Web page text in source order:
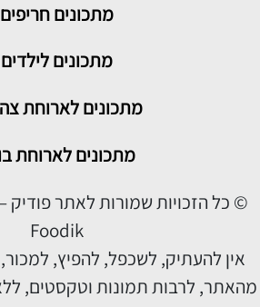
מתכונים חריפים
מתכונים לילדים
מתכונים לארוחת
מתכונים לארוחת
© כל הזכויות שמורות לאתר פודיק
Foodik
אין להעתיק, לשכפל, להפיץ,
מהאתר, לרבות תמונות וטקסטים,